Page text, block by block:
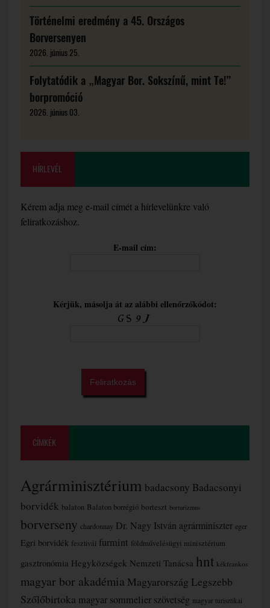
Történelmi eredmény a 45. Országos
Borversenyen
2026. június 25.
Folytatódik a „Magyar Bor. Sokszínű, mint Te!”
borpromóció
2026. június 03.
HÍRLEVÉL
Kérem adja meg e-mail címét a hírlevelünkre való
feliratkozáshoz.
E-mail cím:
Kérjük, másolja át az alábbi ellenőrzőkódot:
CÍMKÉK
Agrárminisztérium badacsony Badacsonyi
borvidék balaton Balaton borrégió borteszt borturizmus
borverseny chardonnay Dr. Nagy István agrárminiszter eger
Egri borvidék fesztivál furmint földművelésügyi minisztérium
gasztronómia Hegyközségek Nemzeti Tanácsa hnt kékfrankos
magyar bor akadémia Magyarország Legszebb
Szőlőbirtoka magyar sommelier szövetség magyar turisztikai